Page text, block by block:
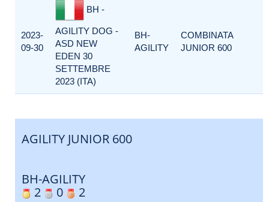
2023-
09-30
BH -
AGILITY DOG -
ASD NEW
EDEN 30
SETTEMBRE
2023 (ITA)
BH-
AGILITY
COMBINATA
JUNIOR 600
AGILITY JUNIOR 600
BH-AGILITY
2
0 2